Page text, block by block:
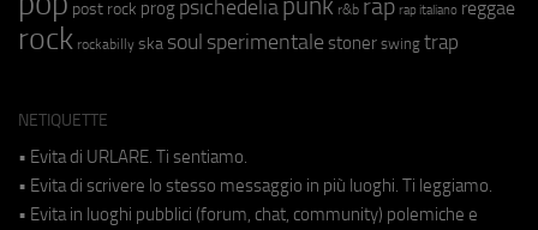
post rock prog psichedelia r&b rap rap italiano reggae
rock rockabilly ska soul sperimentale stoner swing trap
NETIQUETTE
• Evita di URLARE. Ti sentiamo.
• Evita di scrivere lo stesso messaggio in più luoghi. Ti leggiamo.
• Evita in luoghi pubblici (forum, chat, community) polemiche e